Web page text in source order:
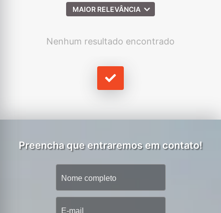
MAIOR RELEVÂNCIA
Nenhum resultado encontrado
Preencha que entraremos em contato!